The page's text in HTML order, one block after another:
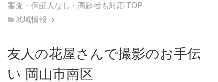
審査・保証人なし・高齢者も対応 TOP
地域情報
友人の花屋さんで撮影のお手伝
い 岡山市南区